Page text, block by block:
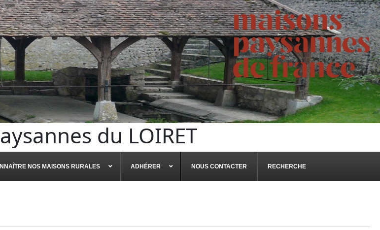
du LOIRET
NOS MAISONS RURALES ADHÉRER NOUS CONTACTER RECHERCHE